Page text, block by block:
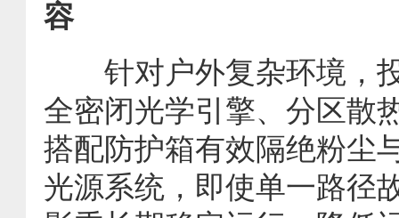
容
针对户外复杂环境，投
全密闭光学引擎、分区散
搭配防护箱有效隔绝粉尘
光源系统，即使单一路径